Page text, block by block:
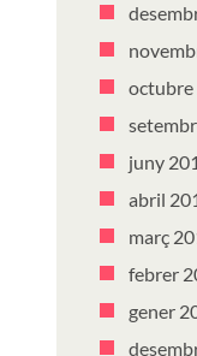
octubre
juny
abril
març
febrer
gener